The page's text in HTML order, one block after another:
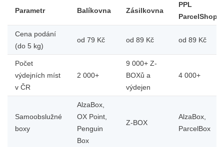
Parametr Balíkovna Zásilkovna
PPL
ParcelShop
Cena podání
(do 5 kg)
od 79 Kč od 89 Kč od 89 Kč
Počet
výdejních míst
v ČR
2 000+
9 000+ Z-
BOXů a
výdejen
4 000+
Samoobslužné
boxy
AlzaBox,
OX Point,
Penguin
Box
Z-BOX
AlzaBox,
ParcelBox